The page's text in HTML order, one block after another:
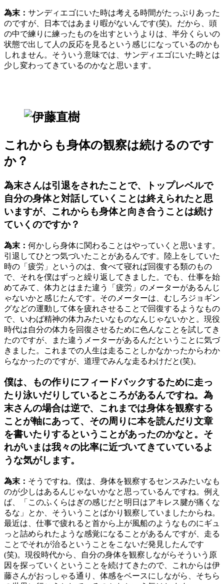
為末： サンディエゴにいた時は考える時間がたっぷりあった
のですが、日本ではあまり暇がないんです(笑)。だから、頭
の中で練りに練ったものを出すというよりは、半分くらいの
状態で出して人の反応を見るという感じになっているのかも
しれません。そういう意味では、サンディエゴにいた時とは
少し変わってきているのかなと思います。
これからも身体の観察は続けるのです
か？
為末さんは引退をされたことで、トップレベルで
自分の身体と対話していくことは終えられたと思
いますが、これからも身体と向き合うことは続け
ていくのですか？
為末： 何かしら身体に関わることはやっていくと思います。
引退してひとつ気づいたことがあるんです。陸上をしていた
時の「疲労」というのは、食べて寝れば回復する類のもの
で、それを僕はずっと繰り返してきました。でも、仕事を始
めてみて、体力とはまた違う「疲労」のメーターがあるんじ
ゃないかと感じたんです。そのメーターは、むしろジョギン
グなどの運動して体を疲れさせることで回復するようなもの
で、いわば精神の体力みたいなものなんじゃないかと。現役
時代は自分の体力を回復させるために色んなことを試してき
たのですが、また違うメーターがあるんだということに気づ
きました。これまでの人生は走ることしかなかったからわか
らなかったのですが、道理でみんな走るわけだと(笑)。
僕は、もの作りにフィードバックするために走っ
たり泳いだりしているところがあるんですね。為
末さんの場合は逆で、これまでは身体を観察する
ことが軸にあって、その周りに本を読んだり文章
を書いたりするということがあったのかなと。そ
れがいまは我々の比率に近づいてきていているよ
うな気がします。
為末： そうですね。僕は、身体を観察するセンスみたいなも
のが少しはあるんじゃないかなと思っているんですね。例え
ば、「このふくらはぎの感じだと明日はアキレス腱が痛くな
るな」とか、そういうことばかり観察していましたからね。
最近は、仕事で疲れると首から上が風船のようなものにギュ
っと詰められたような感覚になることがあるんですが、走る
ことでそれが治るということをこないだ発見したんです
(笑)。現役時代から、自分の身体を観察しながらそういう原
因を探っていくということを続けてきたので、これからは伊
藤さんがおっしゃる通り、体感をベースにしながら、そちら